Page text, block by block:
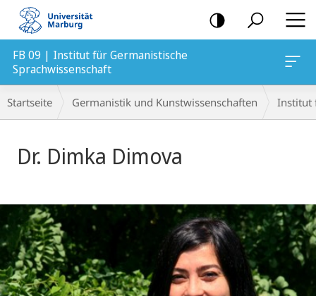
Mobile-
Navigation
FB 09 | Institut für Germanistische
Sprachwissenschaft
Breadcrumb-
Navigation
Startseite Germanistik und Kunstwissenschaften Institut
Dr. Dimka Dimova